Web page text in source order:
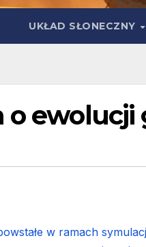
UKŁAD SŁONECZNY
o ewolucji